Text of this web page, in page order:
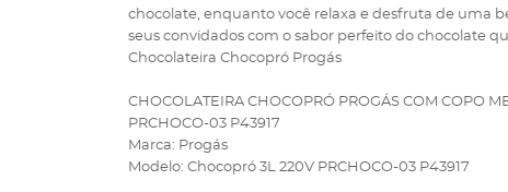
chocolate, enquanto você relaxa e desfruta de uma
seus convidados com o sabor perfeito do chocolate
Chocolateira Chocopró Progás
CHOCOLATEIRA CHOCOPRÓ PROGÁS COM COPO
PRCHOCO-03 P43917
Marca: Progás
Modelo: Chocopró 3L 220V PRCHOCO-03 P43917